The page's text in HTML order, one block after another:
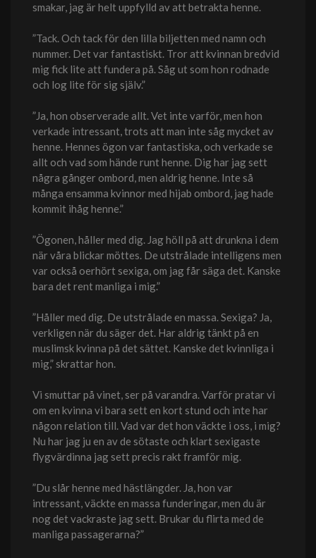
smakar, jag är helt uppfylld av att betrakta henne.
”Tack. Och tack för den lilla biljetten med namn och
nummer. Det var fantastiskt. Tror att kvinnan bredvid
mig fick lite att fundera på. Såg ut som hon rodnade
och log lite för sig själv.”
”Ja, hon observerade allt. Vet inte varför, men hon
verkade intressant, trots att man inte såg mycket av
henne. Hennes ögon var fantastiska, och verkade se
allt och vad som hände runt henne. Dig har jag sett
några gånger ombord, men aldrig henne. Inte så
många ensamma kvinnor med hijab ombord, jag hade
kommit ihåg henne.”
”Ögonen, håller med dig. Jag höll på att drunkna i dem
när våra blickar möttes. De utstrålade intelligens men
var också oerhört sexiga, om jag får säga det. Kanske
bara det rent manliga i mig.”
”Håller med dig. De utstrålade en massa. Sexiga? Ja,
verkligen när du säger det. Har aldrig tänkt på en
muslimsk kvinna på det sättet. Kanske det kvinnliga i
mig,” skrattar hon.
Vi smuttar på vinet, ser på varandra. Varför pratar vi
om en kvinna vi bara sett en kort stund och inte har
någon relation till. Vad var det hon väckte i oss, i mig?
Nu har jag ju en av de sötaste och klart sexigaste
flygvärdinna jag sett precis rakt framför mig.
”Du slår henne med hästlängder. Ja, hon var
intressant, väckte en massa funderingar, men du är
nog det vackraste jag sett. Brukar du flirta med de
manliga passagerarna?”